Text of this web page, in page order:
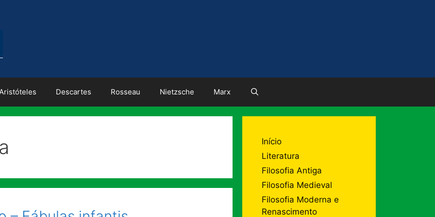
Descartes Rosseau Nietzsche Marx
Início
Literatura
Filosofia Antiga
Filosofia Medieval
Filosofia Moderna e
Renascimento